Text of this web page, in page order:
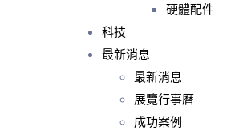
硬體配件
科技
最新消息
最新消息
展覽行事曆
成功案例